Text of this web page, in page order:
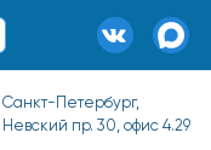
Санкт-Петербург,
Невский пр. 30, офис 4.29